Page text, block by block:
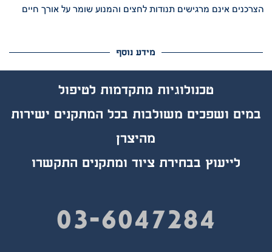
הצרכנים אינם מרגישים תנודות לחצים והמנוע שומר על אורך חיים
מידע נוסף
טכנולוגיות מתקדמות לטיפול
במים ושפכים משולבות בכל המתקנים ישירות
מהיצרן
לייעוץ בבחירת ציוד ומתקנים התקשרו
03-6047284